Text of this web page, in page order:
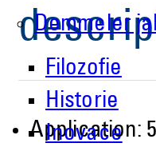
Demmeler
Filozofie
Historie
Inovace
Application: